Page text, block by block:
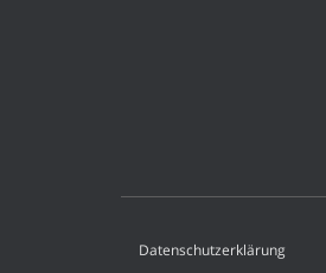
Datenschutzerklärung